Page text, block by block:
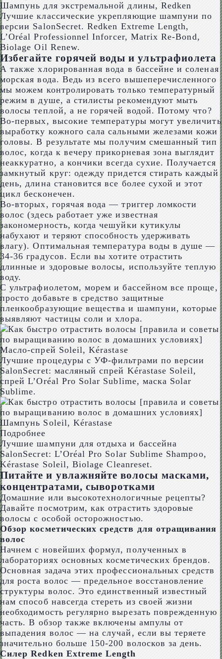
Шампунь для экстремальной длины, Redken
Лучшие классические укрепляющие шампуни по
версии SalonSecret. Redken Extreme Length,
L’Oréal Professionnel Inforcer, Matrix Re-Bond,
Biolage Oil Renew.
Избегайте горячей воды и ультрафиолета
А также хлорированная вода в бассейне и соленая
морская вода. Ведь из всего вышеперечисленного
мы можем контролировать только температурный
режим в душе, а стилисты рекомендуют мыть
волосы теплой, а не горячей водой. Потому что?
Во-первых, высокие температуры могут увеличить
выработку кожного сала сальными железами кожи
головы. В результате мы получим смешанный тип
волос, когда к вечеру прикорневая зона выглядит
неаккуратно, а кончики всегда сухие. Получается
замкнутый круг: одежду придется стирать каждый
день, длина становится все более сухой и этот
цикл бесконечен.
Во-вторых, горячая вода — триггер ломкости
волос (здесь работает уже известная
закономерность, когда чешуйки кутикулы
набухают и теряют способность удерживать
влагу). Оптимальная температура воды в душе —
34-36 градусов. Если вы хотите отрастить
длинные и здоровые волосы, используйте теплую
воду.
С ультрафиолетом, морем и бассейном все проще,
просто добавьте в средство защитные
пленкообразующие вещества и шампуни, которые
выявляют частицы соли и хлора.
Масло-спрей Soleil, Kérastase
Лучшие процедуры с УФ-фильтрами по версии
SalonSecret: масляный спрей Kérastase Soleil,
спрей L’Oréal Pro Solar Sublime, маска Solar
Sublime.
Шампунь Soleil, Kérastase
Подробнее
Лучшие шампуни для отдыха и бассейна
SalonSecret: L’Oréal Pro Solar Sublime Shampoo,
Kérastase Soleil, Biolage Cleanreset.
Питайте и увлажняйте волосы масками,
концентратами, сыворотками
Домашние или высокотехнологичные рецепты?
Давайте посмотрим, как отрастить здоровые
волосы с особой осторожностью.
Обзор косметических средств для отращивания
волос
Начнем с новейших формул, полученных в
лабораториях основных косметических брендов.
Основная задача этих профессиональных средств
для роста волос — предельное восстановление
структуры волос. Это единственный известный
нам способ навсегда стереть из своей жизни
необходимость регулярно вырезать поврежденную
часть. В обзор также включены ампулы от
выпадения волос — на случай, если вы теряете
значительно больше 150-200 волосков за день.
Силер Redken Extreme Length